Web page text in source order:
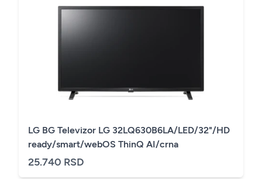
LG BG Televizor LG 32LQ630B6LA/LED/32"/HD
ready/smart/webOS ThinQ AI/crna
25.740 RSD